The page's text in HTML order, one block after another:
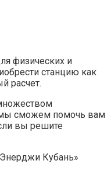
физических и
станцию как
расчет.
мы сможем помочь вам
вы решите
Кубань»